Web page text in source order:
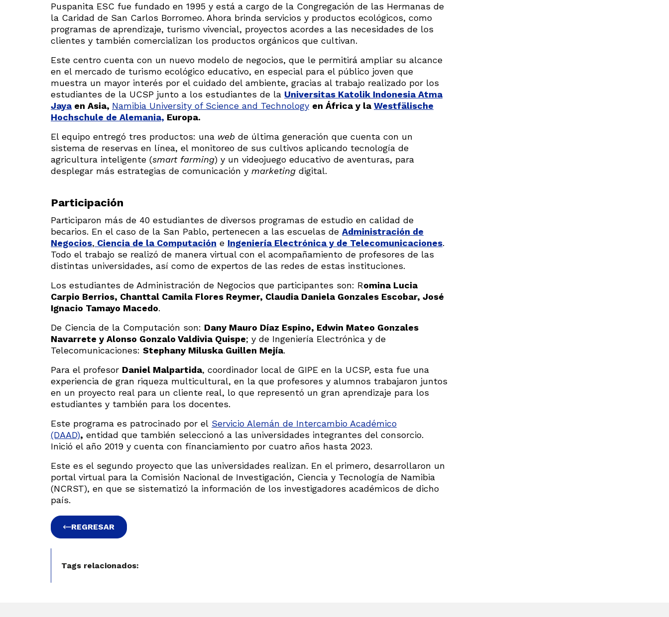
Puspanita ESC fue fundado en 1995 y está a cargo de la Congregación de las Hermanas de
la Caridad de San Carlos Borromeo. Ahora brinda servicios y productos ecológicos, como
programas de aprendizaje, turismo vivencial, proyectos acordes a las necesidades de los
clientes y también comercializan los productos orgánicos que cultivan.
Este centro cuenta con un nuevo modelo de negocios, que le permitirá ampliar su alcance
en el mercado de turismo ecológico educativo, en especial para el público joven que
muestra un mayor interés por el cuidado del ambiente, gracias al trabajo realizado por los
estudiantes de la UCSP junto a los estudiantes de la Universitas Katolik Indonesia Atma
Jaya en Asia, Namibia University of Science and Technology en África y la Westfälische
Hochschule de Alemania, Europa.
El equipo entregó tres productos: una web de última generación que cuenta con un
sistema de reservas en línea, el monitoreo de sus cultivos aplicando tecnología de
agricultura inteligente (smart farming) y un videojuego educativo de aventuras, para
desplegar más estrategias de comunicación y marketing digital.
Participación
Participaron más de 40 estudiantes de diversos programas de estudio en calidad de
becarios. En el caso de la San Pablo, pertenecen a las escuelas de Administración de
Negocios, Ciencia de la Computación e Ingeniería Electrónica y de Telecomunicaciones.
Todo el trabajo se realizó de manera virtual con el acompañamiento de profesores de las
distintas universidades, así como de expertos de las redes de estas instituciones.
Los estudiantes de Administración de Negocios que participantes son: Romina Lucia
Carpio Berrios, Chanttal Camila Flores Reymer, Claudia Daniela Gonzales Escobar, José
Ignacio Tamayo Macedo.
De Ciencia de la Computación son: Dany Mauro Díaz Espino, Edwin Mateo Gonzales
Navarrete y Alonso Gonzalo Valdivia Quispe; y de Ingeniería Electrónica y de
Telecomunicaciones: Stephany Miluska Guillen Mejía.
Para el profesor Daniel Malpartida, coordinador local de GIPE en la UCSP, esta fue una
experiencia de gran riqueza multicultural, en la que profesores y alumnos trabajaron juntos
en un proyecto real para un cliente real, lo que representó un gran aprendizaje para los
estudiantes y también para los docentes.
Este programa es patrocinado por el Servicio Alemán de Intercambio Académico
(DAAD), entidad que también seleccionó a las universidades integrantes del consorcio.
Inició el año 2019 y cuenta con financiamiento por cuatro años hasta 2023.
Este es el segundo proyecto que las universidades realizan. En el primero, desarrollaron un
portal virtual para la Comisión Nacional de Investigación, Ciencia y Tecnología de Namibia
(NCRST), en que se sistematizó la información de los investigadores académicos de dicho
país.
REGRESAR
Tags relacionados: